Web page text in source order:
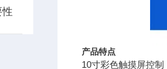
产品特点
10寸彩色触摸屏控